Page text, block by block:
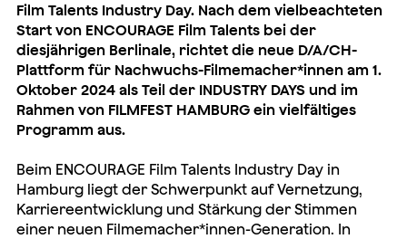
Film Talents Industry Day. Nach dem vielbeachteten
Start von ENCOURAGE Film Talents bei der
diesjährigen Berlinale, richtet die neue D/A/CH-
Plattform für Nachwuchs-Filmemacher*innen am 1.
Oktober 2024 als Teil der INDUSTRY DAYS und im
Rahmen von FILMFEST HAMBURG ein vielfältiges
Programm aus.
Beim ENCOURAGE Film Talents Industry Day in
Hamburg liegt der Schwerpunkt auf Vernetzung,
Karriereentwicklung und Stärkung der Stimmen
einer neuen Filmemacher*innen-Generation. In